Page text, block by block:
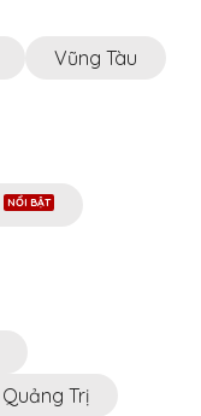
Vũng Tàu
Quảng Trị